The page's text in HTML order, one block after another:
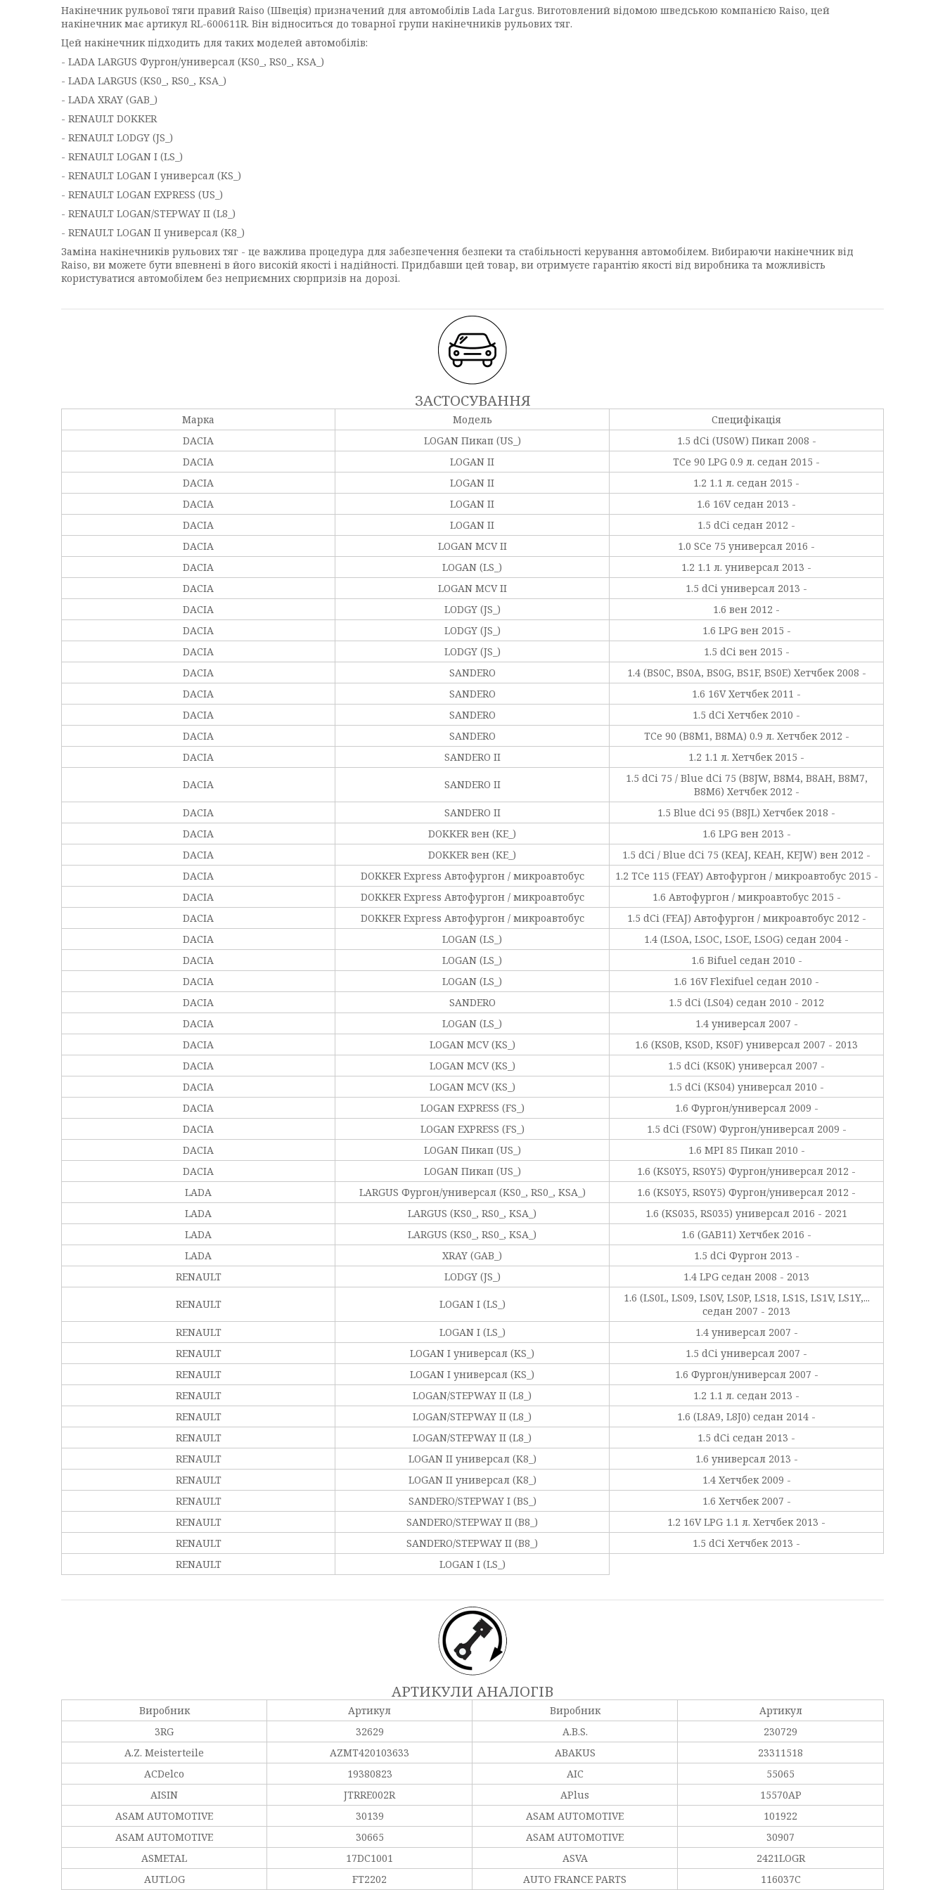
Накінечник рульової тяги правий Raiso (Швеція) призначений для автомобілів Lada Largus. Виготовлений відомою шведською компанією Raiso, цей
накінечник має артикул RL-600611R. Він відноситься до товарної групи накінечників рульових тяг.
Цей накінечник підходить для таких моделей автомобілів:
- LADA LARGUS Фургон/универсал (KS0_, RS0_, KSA_)
- LADA LARGUS (KS0_, RS0_, KSA_)
- LADA XRAY (GAB_)
- RENAULT DOKKER
- RENAULT LODGY (JS_)
- RENAULT LOGAN I (LS_)
- RENAULT LOGAN I универсал (KS_)
- RENAULT LOGAN EXPRESS (US_)
- RENAULT LOGAN/STEPWAY II (L8_)
- RENAULT LOGAN II универсал (K8_)
Заміна накінечників рульових тяг - це важлива процедура для забезпечення безпеки та стабільності керування автомобілем. Вибираючи накінечник від
Raiso, ви можете бути впевнені в його високій якості і надійності. Придбавши цей товар, ви отримуєте гарантію якості від виробника та можливість
користуватися автомобілем без неприємних сюрпризів на дорозі.
ЗАСТОСУВАННЯ
Марка Модель
Специфікація
DACIA
LOGAN Пикап (US_)
1.5 dCi (US0W) Пикап 2008 -
DACIA
LOGAN II
TCe 90 LPG 0.9 л. седан 2015 -
DACIA
LOGAN II
1.2 1.1 л. седан 2015 -
DACIA
LOGAN II
1.6 16V седан 2013 -
DACIA
LOGAN II
1.5 dCi седан 2012 -
DACIA
LOGAN MCV II
1.0 SCe 75 универсал 2016 -
DACIA
LOGAN (LS_)
1.2 1.1 л. универсал 2013 -
DACIA
LOGAN MCV II
1.5 dCi универсал 2013 -
DACIA
LODGY (JS_)
1.6 вен 2012 -
DACIA
LODGY (JS_)
1.6 LPG вен 2015 -
DACIA
LODGY (JS_)
1.5 dCi вен 2015 -
DACIA
SANDERO
1.4 (BS0C, BS0A, BS0G, BS1F, BS0E) Хетчбек 2008 -
DACIA
SANDERO
1.6 16V Хетчбек 2011 -
DACIA
SANDERO
1.5 dCi Хетчбек 2010 -
DACIA
SANDERO
TCe 90 (B8M1, B8MA) 0.9 л. Хетчбек 2012 -
DACIA
SANDERO II 1.2 1.1 л. Хетчбек 2015 -
DACIA SANDERO II
1.5 dCi 75 / Blue dCi 75 (B8JW, B8M4, B8AH, B8M7,
B8M6) Хетчбек 2012 -
DACIA
SANDERO II
1.5 Blue dCi 95 (B8JL) Хетчбек 2018 -
DACIA
DOKKER вен (KE_)
1.6 LPG вен 2013 -
DACIA
DOKKER вен (KE_)
1.5 dCi / Blue dCi 75 (KEAJ, KEAH, KEJW) вен 2012 -
DACIA
DOKKER Express Автофургон / микроавтобус
1.2 TCe 115 (FEAY) Автофургон / микроавтобус 2015 -
DACIA
DOKKER Express Автофургон / микроавтобус
1.6 Автофургон / микроавтобус 2015 -
DACIA
DOKKER Express Автофургон / микроавтобус
1.5 dCi (FEAJ) Автофургон / микроавтобус 2012 -
DACIA
LOGAN (LS_)
1.4 (LSOA, LSOC, LSOE, LSOG) седан 2004 -
DACIA
LOGAN (LS_)
1.6 Bifuel седан 2010 -
DACIA
LOGAN (LS_)
1.6 16V Flexifuel седан 2010 -
DACIA
SANDERO
1.5 dCi (LS04) седан 2010 - 2012
DACIA
LOGAN (LS_)
1.4 универсал 2007 -
DACIA
LOGAN MCV (KS_)
1.6 (KS0B, KS0D, KS0F) универсал 2007 - 2013
DACIA
LOGAN MCV (KS_)
1.5 dCi (KS0K) универсал 2007 -
DACIA
LOGAN MCV (KS_)
1.5 dCi (KS04) универсал 2010 -
DACIA
LOGAN EXPRESS (FS_)
1.6 Фургон/универсал 2009 -
DACIA
LOGAN EXPRESS (FS_)
1.5 dCi (FS0W) Фургон/универсал 2009 -
DACIA
LOGAN Пикап (US_)
1.6 MPI 85 Пикап 2010 -
DACIA
LOGAN Пикап (US_)
1.6 (KS0Y5, RS0Y5) Фургон/универсал 2012 -
LADA
LARGUS Фургон/универсал (KS0_, RS0_, KSA_)
1.6 (KS0Y5, RS0Y5) Фургон/универсал 2012 -
LADA
LARGUS (KS0_, RS0_, KSA_)
1.6 (KS035, RS035) универсал 2016 - 2021
LADA
LARGUS (KS0_, RS0_, KSA_)
1.6 (GAB11) Хетчбек 2016 -
LADA
XRAY (GAB_)
1.5 dCi Фургон 2013 -
RENAULT
LODGY (JS_) 1.4 LPG седан 2008 - 2013
RENAULT LOGAN I (LS_)
1.6 (LS0L, LS09, LS0V, LS0P, LS18, LS1S, LS1V, LS1Y,...
седан 2007 - 2013
RENAULT
LOGAN I (LS_)
1.4 универсал 2007 -
RENAULT
LOGAN I универсал (KS_)
1.5 dCi универсал 2007 -
RENAULT
LOGAN I универсал (KS_)
1.6 Фургон/универсал 2007 -
RENAULT
LOGAN/STEPWAY II (L8_)
1.2 1.1 л. седан 2013 -
RENAULT
LOGAN/STEPWAY II (L8_)
1.6 (L8A9, L8J0) седан 2014 -
RENAULT
LOGAN/STEPWAY II (L8_)
1.5 dCi седан 2013 -
RENAULT
LOGAN II универсал (K8_)
1.6 универсал 2013 -
RENAULT
LOGAN II универсал (K8_)
1.4 Хетчбек 2009 -
RENAULT
SANDERO/STEPWAY I (BS_)
1.6 Хетчбек 2007 -
RENAULT
SANDERO/STEPWAY II (B8_)
1.2 16V LPG 1.1 л. Хетчбек 2013 -
RENAULT
SANDERO/STEPWAY II (B8_)
1.5 dCi Хетчбек 2013 -
RENAULT
LOGAN I (LS_)
АРТИКУЛИ АНАЛОГІВ
Виробник Артикул Виробник
Артикул
3RG
32629 A.B.S.
230729
A.Z. Meisterteile
AZMT420103633 ABAKUS
23311518
ACDelco
19380823 AIC
55065
AISIN
JTRRE002R APlus
15570AP
ASAM AUTOMOTIVE
30139 ASAM AUTOMOTIVE
101922
ASAM AUTOMOTIVE
30665 ASAM AUTOMOTIVE
30907
ASMETAL
17DC1001 ASVA
2421LOGR
AUTLOG
FT2202 AUTO FRANCE PARTS 116037C